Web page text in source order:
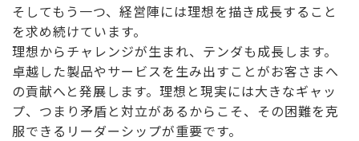
そしてもう一つ、経営陣には理想を描き成長すること
を求め続けています。
理想からチャレンジが生まれ、テンダも成長します。
卓越した製品やサービスを生み出すことがお客さまへ
の貢献へと発展します。理想と現実には大きなギャッ
プ、つまり矛盾と対立があるからこそ、その困難を克
服できるリーダーシップが重要です。